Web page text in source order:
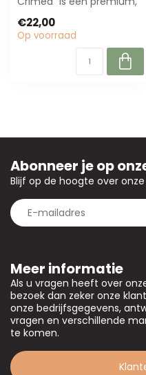
Perfect...
€22,00
Op voorraad
Meer informatie
Als u vragen heeft over
bezoek dan zeker onze
onze bedrijfsgegevens,
vragen en verschillende
te komen.
Abonneer je op
Blijf op de hoogte over